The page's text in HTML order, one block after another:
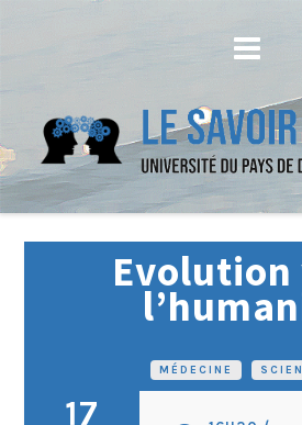
MÉDECINE
Evolution
17